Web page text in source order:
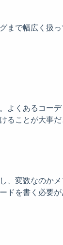
まで幅広く扱っ
よくあるコーデ
ることが大事だ
、変数なのかメ
ドを書く必要が